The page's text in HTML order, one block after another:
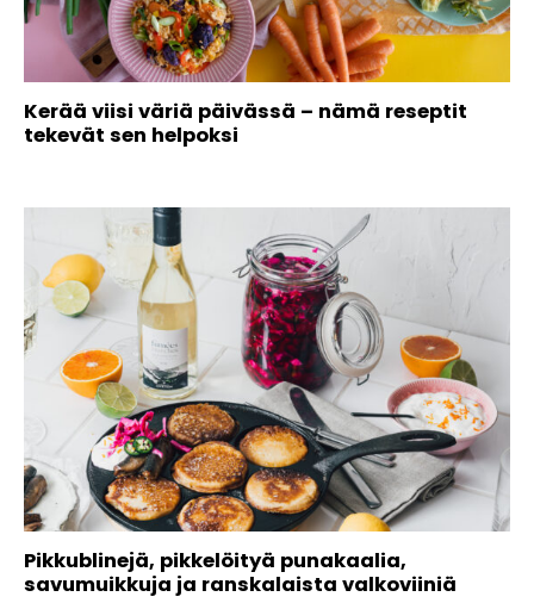
Kerää viisi väriä päivässä – nämä reseptit
tekevät sen helpoksi
Pikkublinejä, pikkelöityä punakaalia,
savumuikkuja ja ranskalaista valkoviiniä